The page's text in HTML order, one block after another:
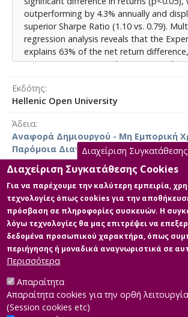
outperforming by 4.3% annually and
superior Sharpe Ratio (1.10 vs. 0.79).
regression analysis reveals that the
explains 63% of the net return
0.01% cost increase reducing returns by
The study extends existing literature
systematic comparison of products
tools. The findings confirm the Efficient
Hypothesis (EMH), as passive ETFs
risk-adjusted returns. In conclusion, this
evidence-based guidance for investment
highlighting the importance of
determining factor for long-term
Εκδότης
Hellenic Open University
Άδεια
Αναφορά Δημιουργού - Μη Εμπορική
Παρόμοια Διανομή 4.0 Διεθνές
Κύρια Αρχεία Διατριβής
Κύριο μέρος της
Περιγραφή: ΔΙΠΛΩΜΑΤΙΚΗ
ΕΡΓΑΣΙΑ- ΠΑΠΑΔΗΜΗΤΡΙΟΥ
Διαχείριση Συγκατάθεσης
Διαχείριση Συγκατάθεσης Cookies
Για να παρέχουμε την καλύτερη εμπειρία,
τεχνολογίες όπως cookies για την
πρόσβαση σε πληροφορίες συσκευών. Η
λόγω τεχνολογίες θα μας επιτρέψει να
δεδομένα προσωπικού χαρακτήρα, όπως
περιήγησης ή μοναδικά αναγνωριστικά σε
Περισσότερα
Απαραίτητα
Απαραίτητα cookies για την ορθή
(Session cookies etc)